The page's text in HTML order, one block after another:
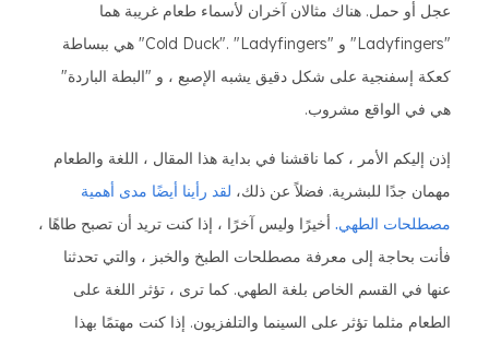
عجل أو حمل. هناك مثالان آخران لأسماء طعام غريبة هما
"Ladyfingers" و "Cold Duck". "Ladyfingers" هي ببساطة
كعكة إسفنجية على شكل دقيق يشبه الإصبع ، و "البطة الباردة"
هي في الواقع مشروب.
إذن إليكم الأمر ، كما ناقشنا في بداية هذا المقال ، اللغة والطعام
مهمان جدًا للبشرية. فضلاً عن ذلك، لقد رأينا أيضًا مدى أهمية
مصطلحات الطهي.أخيرًا وليس آخرًا ، إذا كنت تريد أن تصبح طاهًا ،
فأنت بحاجة إلى معرفة مصطلحات الطبخ والخبز ، والتي تحدثنا
عنها في القسم الخاص بلغة الطهي. كما ترى ، تؤثر اللغة على
الطعام مثلما تؤثر على السينما والتلفزيون. إذا كنت مهتمًا بهذا